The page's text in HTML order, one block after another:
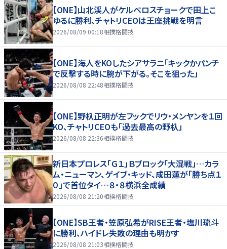
【ONE】山北渓人がケルベロスチョークで田上こ
ゆるに勝利、チャトリCEOは王座挑戦を明言
2026/08/09 00:18相撲格闘技
【ONE】海人をKOしたシアサラニ「キックかパンチ
で反撃する時に腕が下がる。そこを狙った」
2026/08/08 22:48相撲格闘技
【ONE】野杁正明が左フックでリウ・メンヤンを１回
KO、チャトリCEOも「過去最高の野杁」
2026/08/08 22:36相撲格闘技
新日本プロレス「Ｇ１」Ｂブロック「大混戦」…カラ
ム・ニューマン、ゲイブ・キッド、成田蓮が「勝ち点１
０」で首位タイ…８・８横浜全成績
2026/08/08 21:20相撲格闘技
【ONE】SB王者・笠原弘希がRISE王者・塩川琉斗
に勝利、ハイドレ失敗の理由も明かす
2026/08/08 21:03相撲格闘技